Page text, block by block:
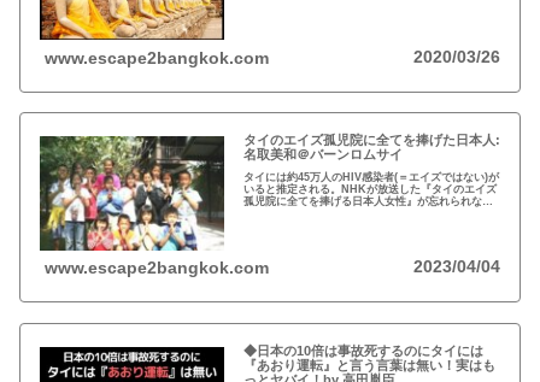
www.escape2bangkok.com 2020/03/26
タイのエイズ孤児院に全てを捧げた日本人:
名取美和＠バーンロムサイ
タイには約45万人のHIV感染者(＝エイズではない)が
いると推定される。NHKが放送した『タイのエイズ
孤児院に全てを捧げる日本人女性』が忘れられな
www.escape2bangkok.com 2023/04/04
◆日本の10倍は事故死するのにタイには
『あおり運転』と言う言葉は無い！実はも